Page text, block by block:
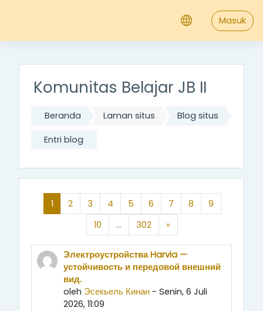
Masuk
Komunitas Belajar JB II
Beranda Laman situs Blog situs
Entri blog
1(saat ini)
2 3 4 5 6 7 8
9
10
… 302 »
Электроустройства Harvia —
устойчивость и передовой внешний
вид.
oleh Эсекьель Кинан - Senin, 6 Juli
2026, 11:09